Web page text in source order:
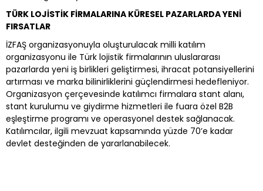
TÜRK LOJİSTİK FİRMALARINA KÜRESEL PAZARLARDA YENİ
FIRSATLAR
İZFAŞ organizasyonuyla oluşturulacak milli katılım
organizasyonu ile Türk lojistik firmalarının uluslararası
pazarlarda yeni iş birlikleri geliştirmesi, ihracat potansiyellerini
artırması ve marka bilinirliklerini güçlendirmesi hedefleniyor.
Organizasyon çerçevesinde katılımcı firmalara stant alanı,
stant kurulumu ve giydirme hizmetleri ile fuara özel B2B
eşleştirme programı ve operasyonel destek sağlanacak.
Katılımcılar, ilgili mevzuat kapsamında yüzde 70’e kadar
devlet desteğinden de yararlanabilecek.